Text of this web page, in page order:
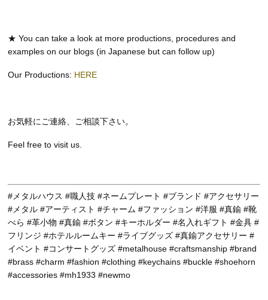
★ You can take a look at more productions, procedures and
examples on our blogs (in Japanese but can follow up)
Our Productions: HERE
お気軽にご連絡、ご相談下さい。
Feel free to visit us.
#メタルハウス #職人技 #ネームプレート #ブランド #アクセサリー
#メタル #アーティスト #チャーム #ファッション #洋服 #真鍮 #靴
べら #革小物 #真鍮 #ボタン #キーホルダー #名入れギフト #金具 #
フリンジ #ホテルルームキー #ライブグッズ #真鍮アクセサリー #
イベント #コンサートグッズ #metalhouse #craftsmanship #brand
#brass #charm #fashion #clothing #keychains #buckle #shoehorn
#accessories #mh1933 #newmo